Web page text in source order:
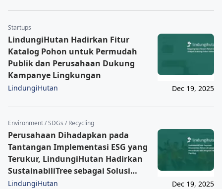
Startups
LindungiHutan Hadirkan Fitur
Katalog Pohon untuk Permudah
Publik dan Perusahaan Dukung
Kampanye Lingkungan
LindungiHutan Dec 19, 2025
Environment / SDGs / Recycling
Perusahaan Dihadapkan pada
Tantangan Implementasi ESG yang
Terukur, LindungiHutan Hadirkan
SustainabiliTree sebagai Solusi
Lingkungan yang Lebih Relevan
LindungiHutan Dec 19, 2025